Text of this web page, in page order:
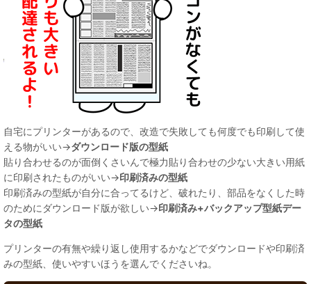
自宅にプリンターがあるので、改造で失敗しても何度でも印刷して使
える物がいい→ダウンロード版の型紙
貼り合わせるのが面倒くさいんで極力貼り合わせの少ない大きい用紙
に印刷されたものがいい→印刷済みの型紙
印刷済みの型紙が自分に合ってるけど、破れたり、部品をなくした時
のためにダウンロード版が欲しい→印刷済み+バックアップ型紙デー
タの型紙
プリンターの有無や繰り返し使用するかなどでダウンロードや印刷済
みの型紙、使いやすいほうを選んでくださいね。